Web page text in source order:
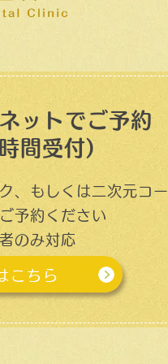
ットでご予約
間受付）
、もしくは二次元コー
予約ください
のみ対応
こちら